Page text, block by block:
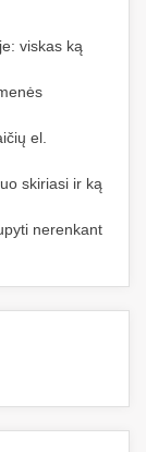
viskas ką
el.
skiriasi ir ką
nerenkant